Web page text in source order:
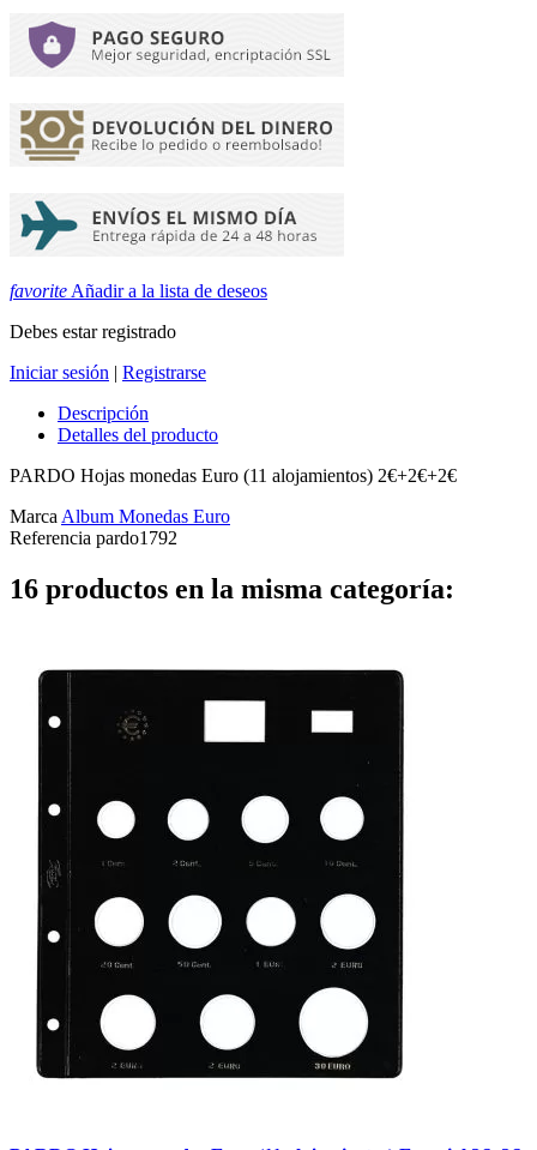
favorite Añadir a la lista de deseos
Debes estar registrado
Iniciar sesión | Registrarse
Descripción
Detalles del producto
PARDO Hojas monedas Euro (11 alojamientos) 2€+2€+2€
Marca Album Monedas Euro
Referencia pardo1792
16 productos en la misma categoría: